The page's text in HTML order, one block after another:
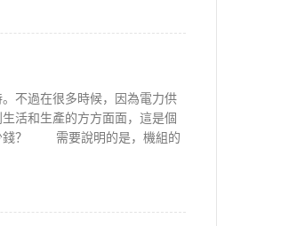
不過在很多時候，因為電力供
活和生產的方方面面，這是個
少錢？ 需要說明的是，機組的